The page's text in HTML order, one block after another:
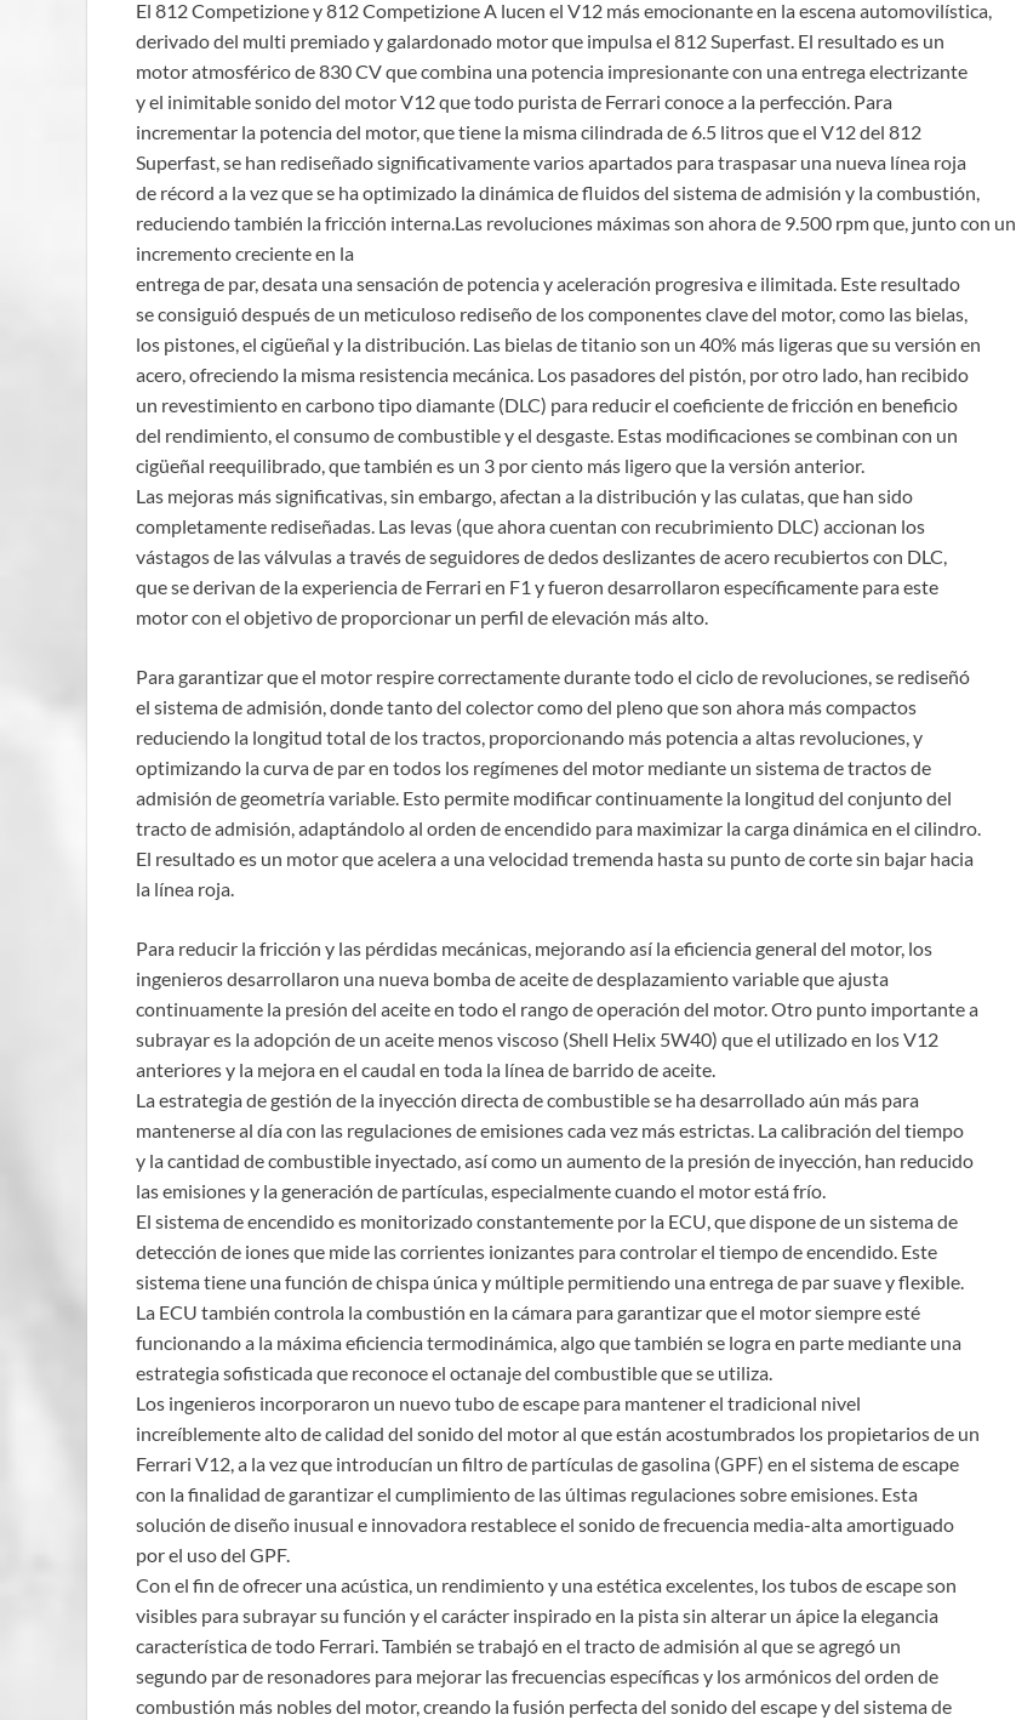
El 812 Competizione y 812 Competizione A lucen el V12 más emocionante en la escena automovilística,
derivado del multi premiado y galardonado motor que impulsa el 812 Superfast. El resultado es un
motor atmosférico de 830 CV que combina una potencia impresionante con una entrega electrizante
y el inimitable sonido del motor V12 que todo purista de Ferrari conoce a la perfección. Para
incrementar la potencia del motor, que tiene la misma cilindrada de 6.5 litros que el V12 del 812
Superfast, se han rediseñado significativamente varios apartados para traspasar una nueva línea roja
de récord a la vez que se ha optimizado la dinámica de fluidos del sistema de admisión y la combustión,
reduciendo también la fricción interna.Las revoluciones máximas son ahora de 9.500 rpm que, junto con un
incremento creciente en la
entrega de par, desata una sensación de potencia y aceleración progresiva e ilimitada. Este resultado
se consiguió después de un meticuloso rediseño de los componentes clave del motor, como las bielas,
los pistones, el cigüeñal y la distribución. Las bielas de titanio son un 40% más ligeras que su versión en
acero, ofreciendo la misma resistencia mecánica. Los pasadores del pistón, por otro lado, han recibido
un revestimiento en carbono tipo diamante (DLC) para reducir el coeficiente de fricción en beneficio
del rendimiento, el consumo de combustible y el desgaste. Estas modificaciones se combinan con un
cigüeñal reequilibrado, que también es un 3 por ciento más ligero que la versión anterior.
Las mejoras más significativas, sin embargo, afectan a la distribución y las culatas, que han sido
completamente rediseñadas. Las levas (que ahora cuentan con recubrimiento DLC) accionan los
vástagos de las válvulas a través de seguidores de dedos deslizantes de acero recubiertos con DLC,
que se derivan de la experiencia de Ferrari en F1 y fueron desarrollaron específicamente para este
motor con el objetivo de proporcionar un perfil de elevación más alto.
Para garantizar que el motor respire correctamente durante todo el ciclo de revoluciones, se rediseñó
el sistema de admisión, donde tanto del colector como del pleno que son ahora más compactos
reduciendo la longitud total de los tractos, proporcionando más potencia a altas revoluciones, y
optimizando la curva de par en todos los regímenes del motor mediante un sistema de tractos de
admisión de geometría variable. Esto permite modificar continuamente la longitud del conjunto del
tracto de admisión, adaptándolo al orden de encendido para maximizar la carga dinámica en el cilindro.
El resultado es un motor que acelera a una velocidad tremenda hasta su punto de corte sin bajar hacia
la línea roja.
Para reducir la fricción y las pérdidas mecánicas, mejorando así la eficiencia general del motor, los
ingenieros desarrollaron una nueva bomba de aceite de desplazamiento variable que ajusta
continuamente la presión del aceite en todo el rango de operación del motor. Otro punto importante a
subrayar es la adopción de un aceite menos viscoso (Shell Helix 5W40) que el utilizado en los V12
anteriores y la mejora en el caudal en toda la línea de barrido de aceite.
La estrategia de gestión de la inyección directa de combustible se ha desarrollado aún más para
mantenerse al día con las regulaciones de emisiones cada vez más estrictas. La calibración del tiempo
y la cantidad de combustible inyectado, así como un aumento de la presión de inyección, han reducido
las emisiones y la generación de partículas, especialmente cuando el motor está frío.
El sistema de encendido es monitorizado constantemente por la ECU, que dispone de un sistema de
detección de iones que mide las corrientes ionizantes para controlar el tiempo de encendido. Este
sistema tiene una función de chispa única y múltiple permitiendo una entrega de par suave y flexible.
La ECU también controla la combustión en la cámara para garantizar que el motor siempre esté
funcionando a la máxima eficiencia termodinámica, algo que también se logra en parte mediante una
estrategia sofisticada que reconoce el octanaje del combustible que se utiliza.
Los ingenieros incorporaron un nuevo tubo de escape para mantener el tradicional nivel
increíblemente alto de calidad del sonido del motor al que están acostumbrados los propietarios de un
Ferrari V12, a la vez que introducían un filtro de partículas de gasolina (GPF) en el sistema de escape
con la finalidad de garantizar el cumplimiento de las últimas regulaciones sobre emisiones. Esta
solución de diseño inusual e innovadora restablece el sonido de frecuencia media-alta amortiguado
por el uso del GPF.
Con el fin de ofrecer una acústica, un rendimiento y una estética excelentes, los tubos de escape son
visibles para subrayar su función y el carácter inspirado en la pista sin alterar un ápice la elegancia
característica de todo Ferrari. También se trabajó en el tracto de admisión al que se agregó un
segundo par de resonadores para mejorar las frecuencias específicas y los armónicos del orden de
combustión más nobles del motor, creando la fusión perfecta del sonido del escape y del sistema de